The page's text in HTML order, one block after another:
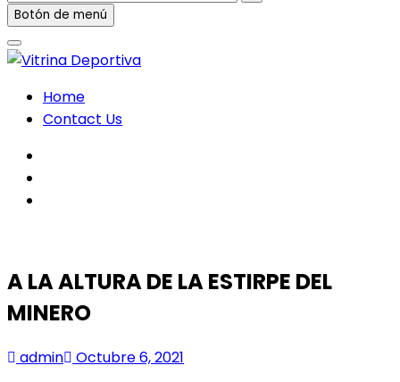
…Botón de menú
Home
Contact Us
A LA ALTURA DE LA ESTIRPE DEL
MINERO
admin
Octubre 6, 2021